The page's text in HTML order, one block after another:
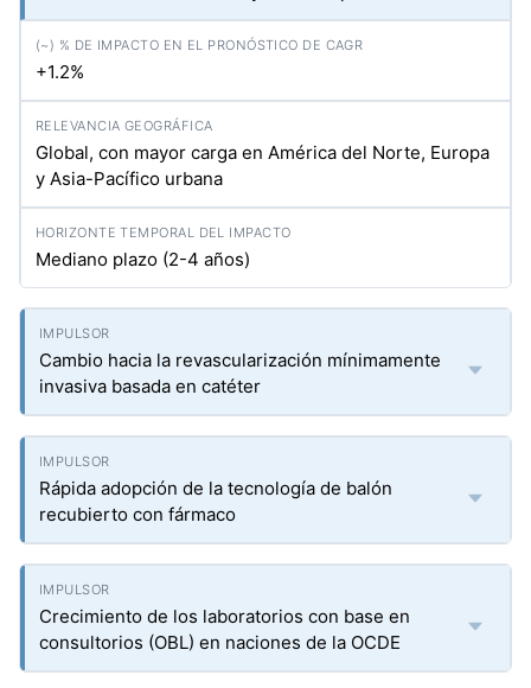
+1.2%
Global, con mayor carga en América del Norte, Europa
y Asia-Pacífico urbana
Mediano plazo (2-4 años)
Cambio hacia la revascularización mínimamente
invasiva basada en catéter
Rápida adopción de la tecnología de balón
recubierto con fármaco
Crecimiento de los laboratorios con base en
consultorios (OBL) en naciones de la OCDE